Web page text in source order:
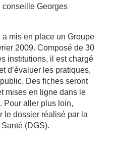
conseille Georges
mis en place un Groupe
2009. Composé de 30
institutions, il est chargé
d’évaluer les pratiques,
Des fiches seront
mises en ligne dans le
Pour aller plus loin,
le dossier réalisé par la
(DGS).